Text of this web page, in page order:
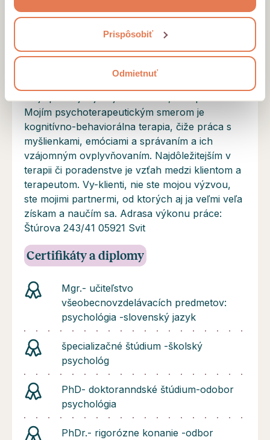
Prispôsobiť
Odmietnuť
život. Niektoré sa objavia, aby ti uvoľnili cestu.“
Vzdelanie a profil odborníka
Mojím psychoterapeutickým smerom je
kognitívno-behaviorálna terapia, čiže práca s
myšlienkami, emóciami a správaním a ich
vzájomným ovplyvňovaním. Najdôležitejším v
terapii či poradenstve je vzťah medzi klientom a
terapeutom. Vy-klienti, nie ste mojou výzvou,
ste mojimi partnermi, od ktorých aj ja veľmi veľa
získam a naučím sa. Adrasa výkonu práce:
Štúrova 243/41 05921 Svit
Certifikáty a diplomy
Mgr.- učiteľstvo
všeobecnovzdelávacích predmetov:
psychológia -slovenský jazyk
špecializačné štúdium -školský
psychológ
PhD- doktoranndské štúdium-odobor
psychológia
PhDr.- rigorózne konanie -odbor